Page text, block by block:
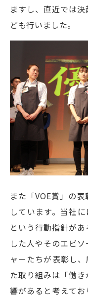
ますし、直近では
ども行いました。
また「VOE賞」の
しています。当社
という行動指針が
した人やそのエピ
ャーたちが表彰し
た取り組みは「働
響があると考えて